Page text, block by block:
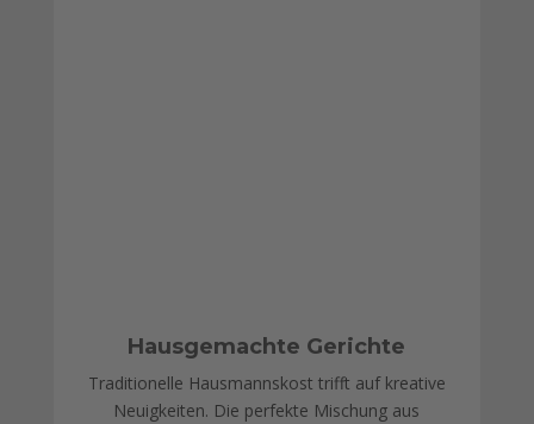
Hausgemachte Gerichte
Traditionelle Hausmannskost trifft auf kreative
Neuigkeiten. Die perfekte Mischung aus